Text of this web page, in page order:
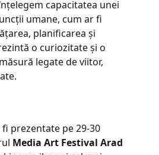
capacitatea unei
umane, cum ar fi
planificarea și
o curiozitate și o
legate de viitor,
prezentate pe 29-30
Media Art Festival Arad